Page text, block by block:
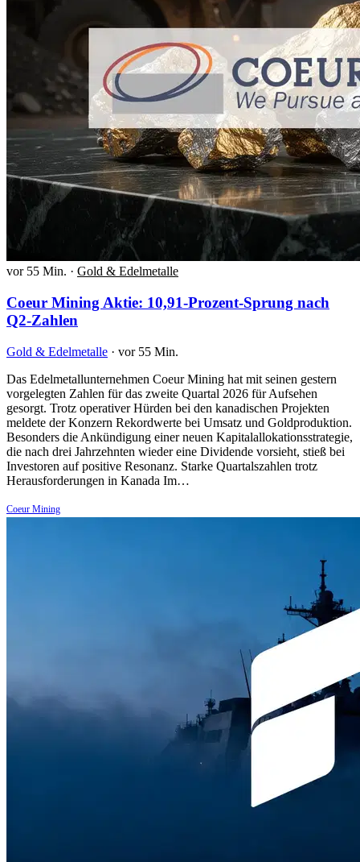
vor 55 Min. · Gold & Edelmetalle
Coeur Mining Aktie: 10,91-Prozent-Sprung nach
Q2-Zahlen
Gold & Edelmetalle · vor 55 Min.
Das Edelmetallunternehmen Coeur Mining hat mit seinen gestern
vorgelegten Zahlen für das zweite Quartal 2026 für Aufsehen
gesorgt. Trotz operativer Hürden bei den kanadischen Projekten
meldete der Konzern Rekordwerte bei Umsatz und Goldproduktion.
Besonders die Ankündigung einer neuen Kapitalallokationsstrategie,
die nach drei Jahrzehnten wieder eine Dividende vorsieht, stieß bei
Investoren auf positive Resonanz. Starke Quartalszahlen trotz
Herausforderungen in Kanada Im…
Coeur Mining